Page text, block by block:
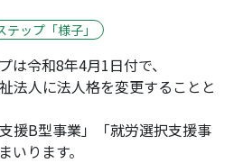
テップ「様子」
は令和8年4月1日付で、
法人に法人格を変更することと
援B型事業」「就労選択支援事
いります。